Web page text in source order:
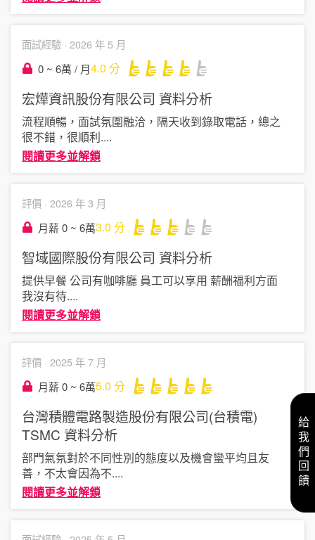
面試經驗 · 2026 年 5 月
0 ~ 6萬 / 月4.0 分
宏燁資訊股份有限公司 資料分析
流程順暢，面試氛圍融洽，隔天收到錄取電話，總之
很不錯，很順利....
閱讀更多並解鎖
評價 · 2026 年 3 月
月薪 0 ~ 6萬3.0 分
智域國際股份有限公司 資料分析
提供早餐 公司有咖啡廳 員工可以享用 薪酬福利方面
我沒有待....
閱讀更多並解鎖
評價 · 2025 年 7 月
月薪 0 ~ 6萬5.0 分
台灣積體電路製造股份有限公司(台積電)
TSMC 資料分析
部門氣氛對於不同性別的態度以及機會蠻平均且友
善，不太會因為不....
閱讀更多並解鎖
給我們回饋